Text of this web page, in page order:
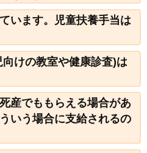
います。児童扶養手当は
けの教室や健康診査)は
産でももらえる場合があ
いう場合に支給されるの